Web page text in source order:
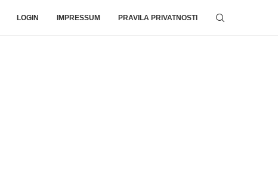
LOGIN IMPRESSUM PRAVILA PRIVATNOSTI